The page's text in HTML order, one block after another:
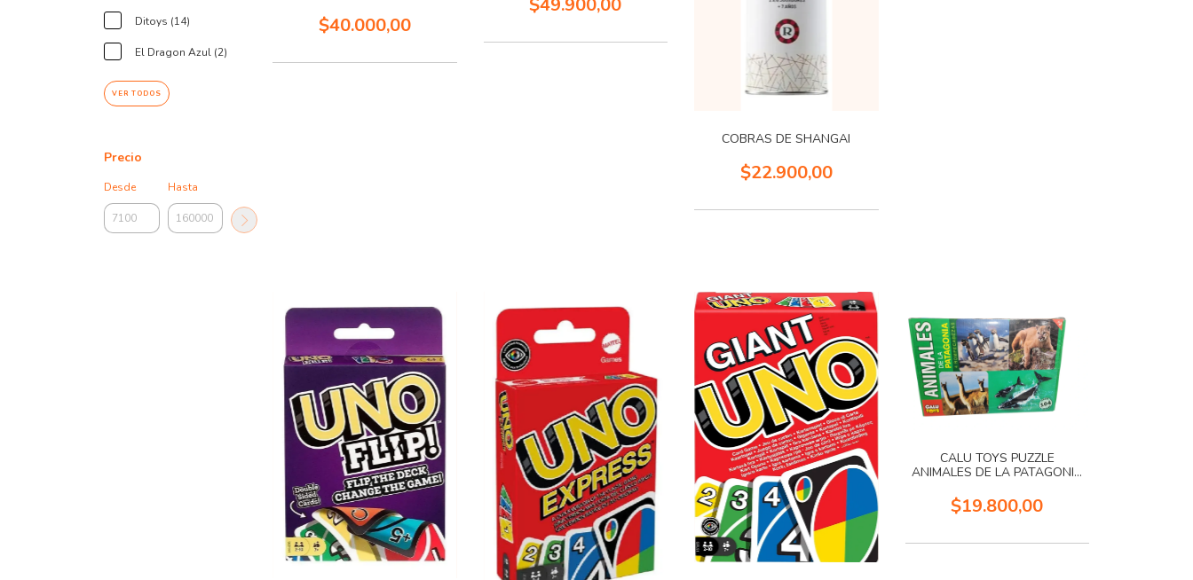
Ditoys (14)
El Dragon Azul (2)
VER TODOS
Precio
Desde Hasta
$40.000,00
COBRAS DE SHANGAI
$22.900,00
CALU TOYS PUZZLE
ANIMALES DE LA PATAGONIA
$19.800,00